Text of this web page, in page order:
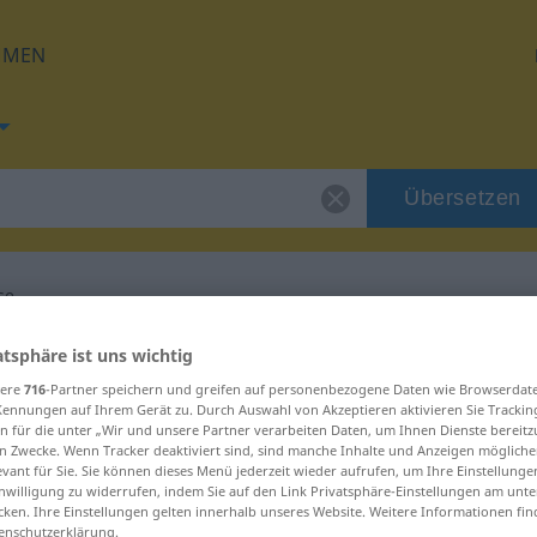
Übersetzen
für "despelotarse"
ist uns wichtig
716-Partner speichern und greifen auf personenbezogene Daten wie
auf Ihrem Gerät zu. Durch Auswahl von Akzeptieren aktivieren Sie
für die unter „Wir und unsere Partner verarbeiten Daten, um Ihnen Dienste
Zwecke. Wenn Tracker deaktiviert sind, sind manche Inhalte und Anzeigen
für Sie. Sie können dieses Menü jederzeit wieder aufrufen, um Ihre
zu widerrufen, indem Sie auf den Link Privatsphäre-Einstellungen am
Ihre Einstellungen gelten innerhalb unseres Website. Weitere Informationen